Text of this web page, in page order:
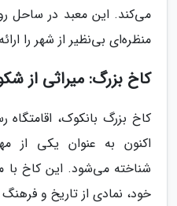
می‌کند. این معبد در ساحل
منظره‌ای بی‌نظیر از شهر را
کاخ بزرگ: میراثی از
کاخ بزرگ بانکوک، اقامتگاه
اکنون به عنوان یکی از
شناخته می‌شود. این کاخ با
خود، نمادی از تاریخ و